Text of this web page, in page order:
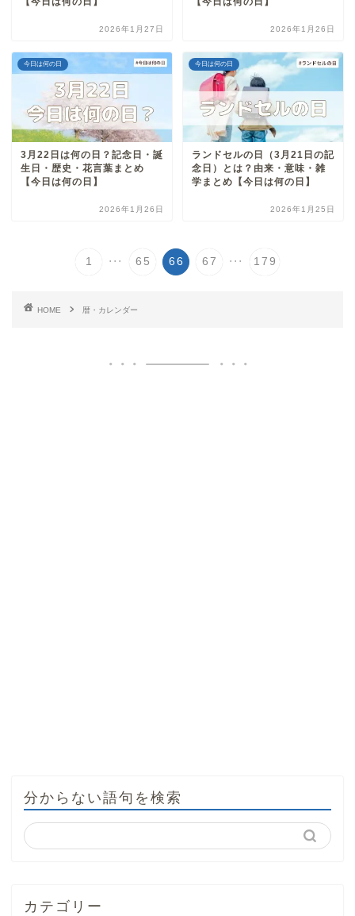
2026年1月27日 2026年1月26日
今日は何の日
3月22日は何の日？記念日・誕
生日・歴史・花言葉まとめ
【今日は何の日】
2026年1月26日
今日は何の日
ランドセルの日（3月21日の記
念日）とは？由来・意味・雑
学まとめ【今日は何の日】
2026年1月25日
1 ... 65 66 67 ... 179
HOME 暦・カレンダー
分からない語句を検索
カテゴリー